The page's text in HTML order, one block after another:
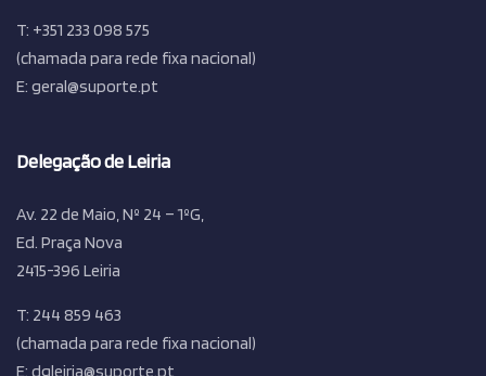
T: +351 233 098 575
(chamada para rede fixa nacional)
E: geral@suporte.pt
Delegação de Leiria
Av. 22 de Maio, Nº 24 – 1ºG,
Ed. Praça Nova
2415-396 Leiria
T: 244 859 463
(chamada para rede fixa nacional)
E: dgleiria@suporte.pt